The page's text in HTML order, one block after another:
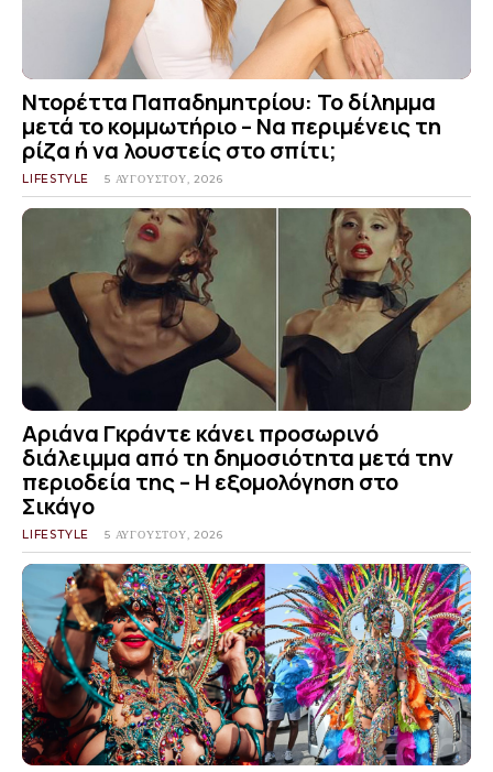
Ντορέττα Παπαδημητρίου: Το δίλημμα
μετά το κομμωτήριο – Να περιμένεις τη
ρίζα ή να λουστείς στο σπίτι;
LIFESTYLE 5 ΑΥΓΟΎΣΤΟΥ, 2026
Αριάνα Γκράντε κάνει προσωρινό
διάλειμμα από τη δημοσιότητα μετά την
περιοδεία της – Η εξομολόγηση στο
Σικάγο
LIFESTYLE 5 ΑΥΓΟΎΣΤΟΥ, 2026